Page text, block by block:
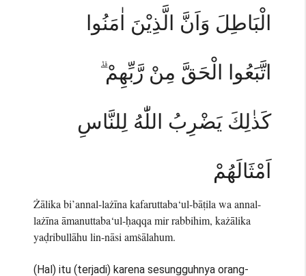
الْبَاطِلَ وَاَنَّ الَّذِيْنَ اٰمَنُوا
اتَّبَعُوا الْحَقَّ مِنْ رَّبِّهِمْ ۗ
كَذٰلِكَ يَضْرِبُ اللّٰهُ لِلنَّاسِ
اَمْثَالَهُمْ
Żālika bi’annal-lażīna kafaruttaba‘ul-bāṭila wa annal-
lażīna āmanuttaba‘ul-ḥaqqa mir rabbihim, każālika
yaḍribullāhu lin-nāsi amṡālahum.
(Hal) itu (terjadi) karena sesungguhnya orang-